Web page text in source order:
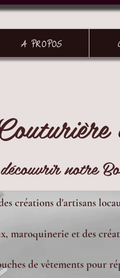
A PROPOS
notre
créations d'artisans
maroquinerie et des
de vêtements pour